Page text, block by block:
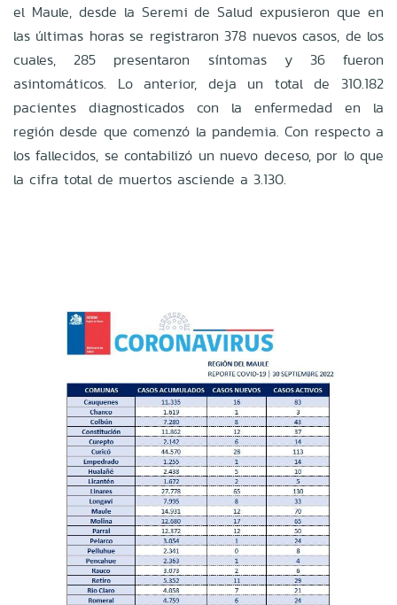
el Maule, desde la Seremi de Salud expusieron que en
las últimas horas se registraron 378 nuevos casos, de los
cuales, 285 presentaron síntomas y 36 fueron
asintomáticos. Lo anterior, deja un total de 310.182
pacientes diagnosticados con la enfermedad en la
región desde que comenzó la pandemia. Con respecto a
los fallecidos, se contabilizó un nuevo deceso, por lo que
la cifra total de muertos asciende a 3.130.